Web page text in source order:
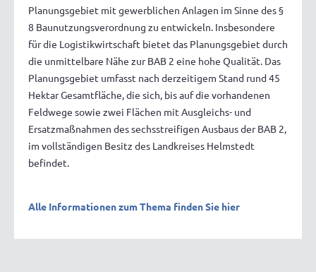
Planungsgebiet mit gewerblichen Anlagen im Sinne des §
8 Baunutzungsverordnung zu entwickeln. Insbesondere
für die Logistikwirtschaft bietet das Planungsgebiet durch
die unmittelbare Nähe zur BAB 2 eine hohe Qualität. Das
Planungsgebiet umfasst nach derzeitigem Stand rund 45
Hektar Gesamtfläche, die sich, bis auf die vorhandenen
Feldwege sowie zwei Flächen mit Ausgleichs- und
Ersatzmaßnahmen des sechsstreifigen Ausbaus der BAB 2,
im vollständigen Besitz des Landkreises Helmstedt
befindet.
Alle Informationen zum Thema finden Sie hier